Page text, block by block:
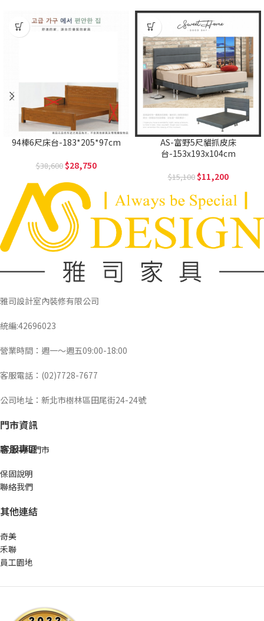
94棒6尺床台-183*205*97cm
38,600 28,750
AS-富野5尺貓抓皮床
台-153x193x104cm
15,100 11,200
雅司設計室內裝修有限公司
統編:42696023
營業時間：週一～週五09:00-18:00
客服電話：(02)7728-7677
公司地址：新北市樹林區田尾街24-24號
門市資訊
新北中和門市
客服專區
保固說明
聯絡我們
其他連結
奇美
禾聯
員工園地